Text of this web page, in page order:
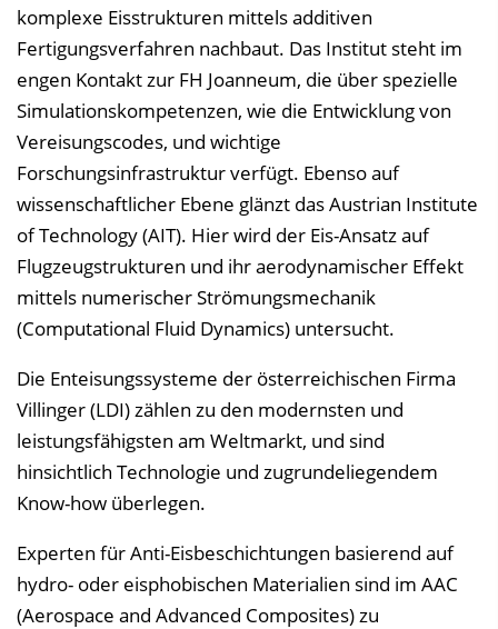
e
n
komplexe Eisstrukturen mittels additiven
Fertigungsverfahren nachbaut. Das Institut steht im
engen Kontakt zur FH Joanneum, die über spezielle
Simulationskompetenzen, wie die Entwicklung von
Vereisungscodes, und wichtige
Forschungsinfrastruktur verfügt. Ebenso auf
wissenschaftlicher Ebene glänzt das Austrian Institute
of Technology (AIT). Hier wird der Eis-Ansatz auf
Flugzeugstrukturen und ihr aerodynamischer Effekt
mittels numerischer Strömungsmechanik
(Computational Fluid Dynamics) untersucht.
Die Enteisungssysteme der österreichischen Firma
Villinger (LDI) zählen zu den modernsten und
leistungsfähigsten am Weltmarkt, und sind
hinsichtlich Technologie und zugrundeliegendem
Know-how überlegen.
Experten für Anti-Eisbeschichtungen basierend auf
hydro- oder eisphobischen Materialien sind im AAC
(Aerospace and Advanced Composites) zu